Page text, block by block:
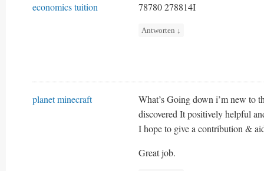
economics tuition 78780 278814I
Antworten ↓
planet minecraft
What’s Going down i’m new to
discovered It positively helpful
I hope to give a contribution &
Great job.